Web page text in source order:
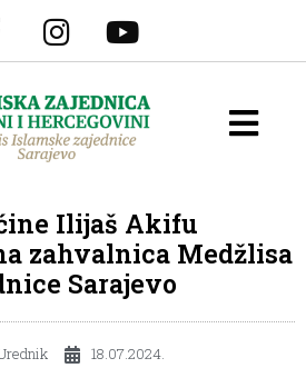
Ilijaš Akifu
zahvalnica Medžlisa
Sarajevo
18.07.2024.